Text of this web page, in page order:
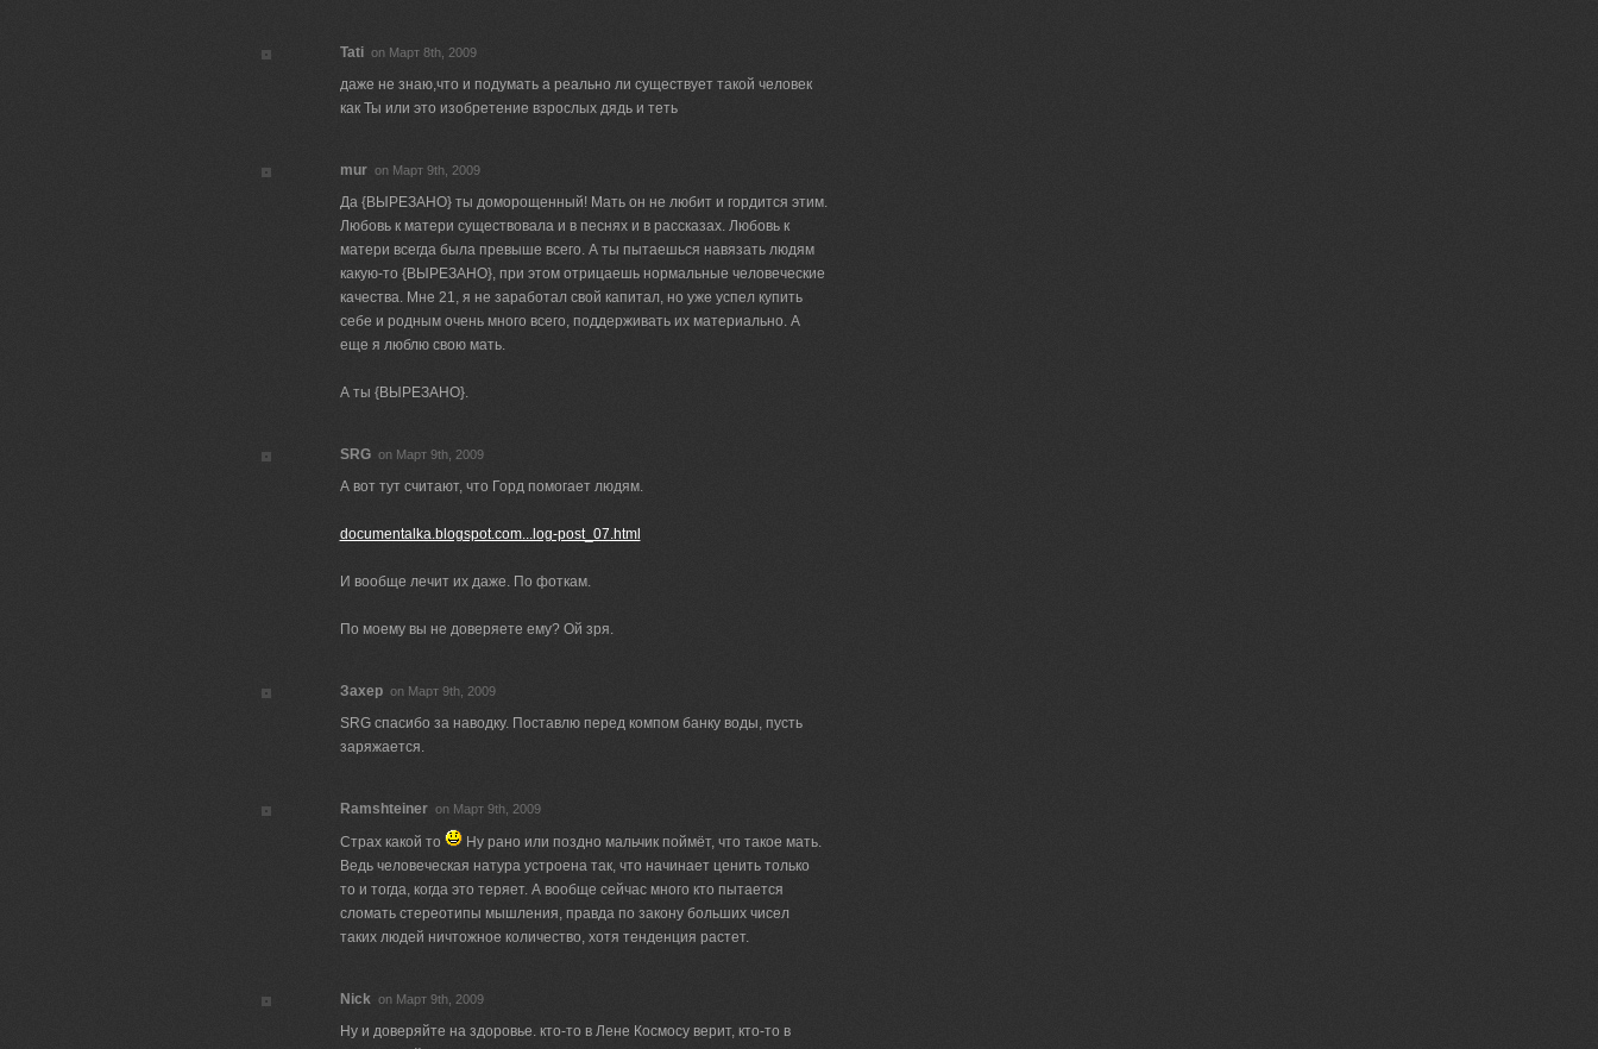
Tation Март 8th, 2009
даже не знаю,что и подумать а реально ли существует такой человек
как Ты или это изобретение взрослых дядь и теть
muron Март 9th, 2009
Да {ВЫРЕЗАНО} ты доморощенный! Мать он не любит и гордится этим.
Любовь к матери существовала и в песнях и в рассказах. Любовь к
матери всегда была превыше всего. А ты пытаешься навязать людям
какую-то {ВЫРЕЗАНО}, при этом отрицаешь нормальные человеческие
качества. Мне 21, я не заработал свой капитал, но уже успел купить
себе и родным очень много всего, поддерживать их материально. А
еще я люблю свою мать.
А ты {ВЫРЕЗАНО}.
SRGon Март 9th, 2009
А вот тут считают, что Горд помогает людям.
documentalka.blogspot.com...log-post_07.html
И вообще лечит их даже. По фоткам.
По моему вы не доверяете ему? Ой зря.
Захерon Март 9th, 2009
SRG спасибо за наводку. Поставлю перед компом банку воды, пусть
заряжается.
Ramshteineron Март 9th, 2009
Страх какой то
Ну рано или поздно мальчик поймёт, что такое мать.
Ведь человеческая натура устроена так, что начинает ценить только
то и тогда, когда это теряет. А вообще сейчас много кто пытается
сломать стереотипы мышления, правда по закону больших чисел
таких людей ничтожное количество, хотя тенденция растет.
Nick on Март 9th, 2009
Ну и доверяйте на здоровье. кто-то в Лене Космосу верит, кто-то в